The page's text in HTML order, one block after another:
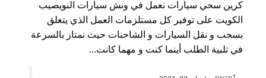
كرين سحي سيارات نعمل في ونش سيارات النويصيب
الكويت على توفير كل مستلزمات العمل الذي يتعلق
بسحب و نقل السيارات و الشاحنات حيث نمتاز بالسرعة
في تلبية الطلب أينما كنت و مهما كانت…